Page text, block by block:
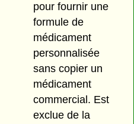
pour fournir une
formule de
médicament
personnalisée
sans copier un
médicament
commercial. Est
exclue de la